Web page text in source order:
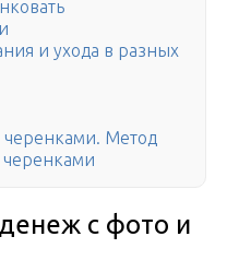
и ухода в разных
Метод
с фото и